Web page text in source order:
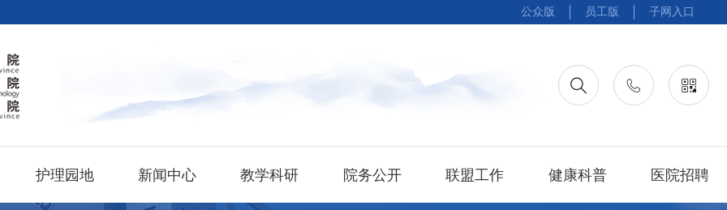
公众版 员工版 子网入口
护理园地 新闻中心 教学科研 院务公开 联盟工作 健康科普 医院招聘